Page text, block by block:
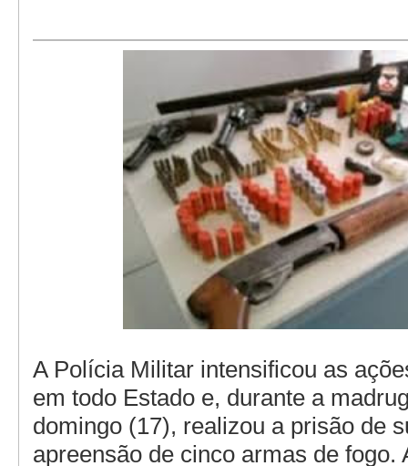
A Polícia Militar intensificou as
em todo Estado e, durante a
domingo (17), realizou a prisão de
apreensão de cinco armas de fogo.